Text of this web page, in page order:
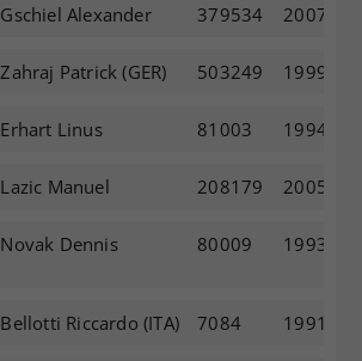
Gschiel Alexander 379534 2007
Zahraj Patrick(GER) 503249 1999
Erhart Linus 81003 1994
Lazic Manuel 208179 2005
Novak Dennis 80009 1993
Bellotti Riccardo(ITA) 7084 1991